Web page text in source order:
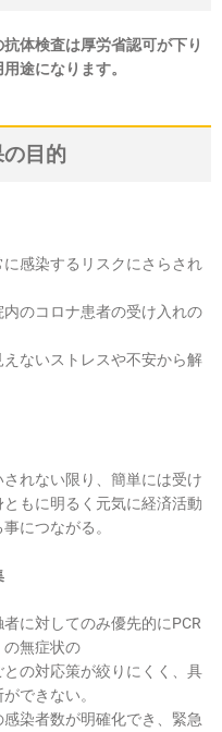
体検査は厚労省認可が下り
途になります。
目的
感染するリスクにさらされ
のコロナ患者の受け入れの
ないストレスや不安から解
れない限り、簡単には受け
もに明るく元気に経済活動
につながる。
に対してのみ優先的にPCR
の無症状の
の対応策が絞りにくく、具
できない。
染者数が明確化でき、緊急